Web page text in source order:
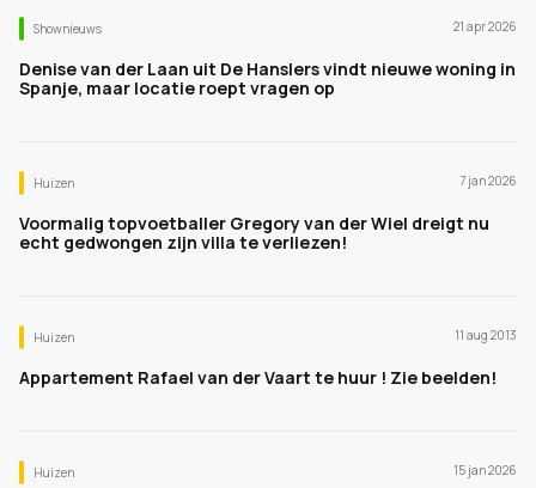
Shownieuws 21 apr 2026
Denise van der Laan uit De Hanslers vindt nieuwe woning in
Spanje, maar locatie roept vragen op
Huizen 7 jan 2026
Voormalig topvoetballer Gregory van der Wiel dreigt nu
echt gedwongen zijn villa te verliezen!
Huizen 11 aug 2013
Appartement Rafael van der Vaart te huur ! Zie beelden!
Huizen 15 jan 2026